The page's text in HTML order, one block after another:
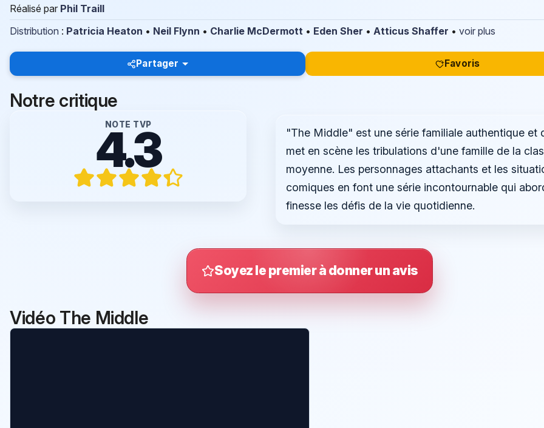
Réalisé par Phil Traill
Distribution : Patricia Heaton • Neil Flynn • Charlie McDermott • Eden Sher • Atticus Shaffer • voir plus
Partager Favoris
Notre critique
NOTE TVP
4.3
"The Middle" est une série familiale authentique et
met en scène les tribulations d'une famille de la
moyenne. Les personnages attachants et les
comiques en font une série incontournable qui
finesse les défis de la vie quotidienne.
Soyez le premier à donner un avis
Vidéo The Middle